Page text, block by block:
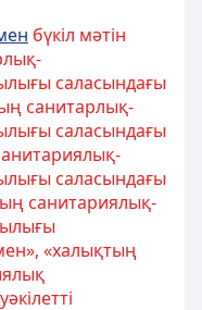
бүкіл мәтін
саласындағы
санитарлық-
саласындағы
саласындағы
санитариялық-
«халықтың